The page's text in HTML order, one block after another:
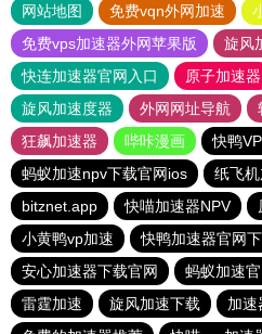
网站地图 免费vqn外网加速
免费vps加速器外网苹果版
旋风
快连加速器官网入口
原子加速器
旋风加速度器
外网网址导航
狂飙加速器
哔咔漫画 快鸭
蚂蚁加速npv下载官网ios
纸飞
bitznet.app
快喵加速器NPV
小黄鸭vp加速
快鸭加速器官网
安心加速器下载官网
蚂蚁加速
雷霆加速
旋风加速下载
加速